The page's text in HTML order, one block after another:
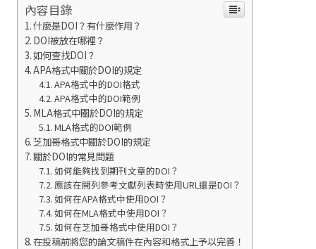
內容目錄
什麼是DOI？有什麼作用？
DOI被放在哪裡？
如何查找DOI？
APA格式中關於DOI的規定
APA格式中的DOI格式
APA格式中的DOI範例
MLA格式中關於DOI的規定
MLA格式的DOI範例
芝加哥格式中關於DOI的規定
關於DOI的常見問題
如何能夠找到期刊文章的DOI？
應該在開列參考文獻列表時使用URL還是DOI？
如何在APA格式中使用DOI？
如何在MLA格式中使用DOI？
如何在芝加哥格式中使用DOI？
在投稿前將您的論文稿件在內容和格式上予以完善！